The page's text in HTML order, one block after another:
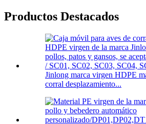
Productos Destacados
Jinlong marca virgen HDPE
corral desplazamiento...